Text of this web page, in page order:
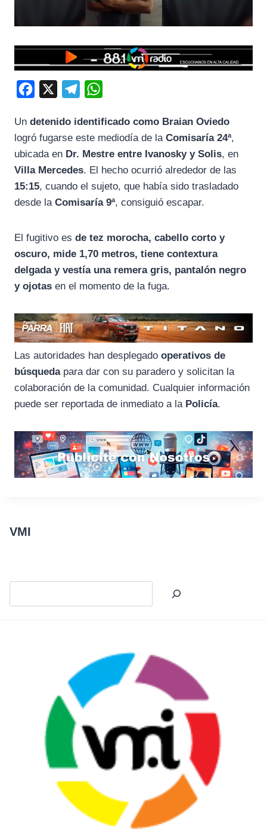
c
e
b
o
l
e
g
a
t
s
p
Un detenido identificado como Braian Oviedo
logró fugarse este mediodía de la Comisaría 24ª,
ubicada en Dr. Mestre entre Ivanosky y Solis, en
Villa Mercedes. El hecho ocurrió alrededor de las
15:15, cuando el sujeto, que había sido trasladado
desde la Comisaría 9ª, consiguió escapar.
El fugitivo es de tez morocha, cabello corto y
oscuro, mide 1,70 metros, tiene contextura
delgada y vestía una remera gris, pantalón negro
y ojotas en el momento de la fuga.
Las autoridades han desplegado operativos de
búsquedapara dar con su paradero y solicitan la
colaboración de la comunidad. Cualquier información
puede ser reportada de inmediato a la Policía.
VMI